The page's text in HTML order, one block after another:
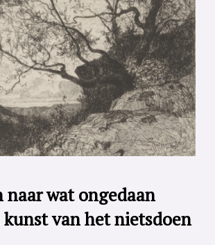
naar wat ongedaan
van het nietsdoen